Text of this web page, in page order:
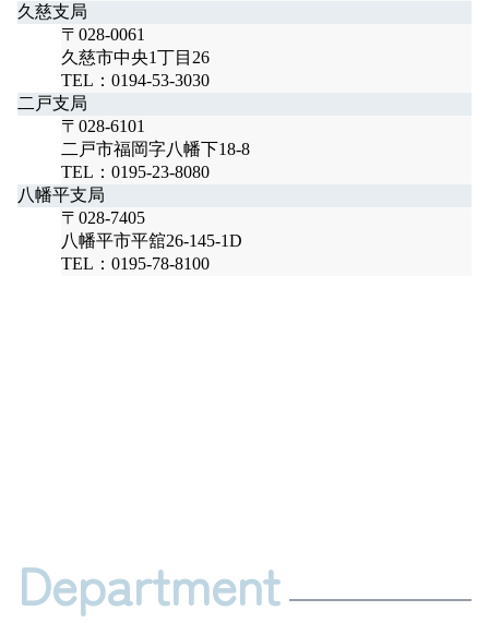
久慈支局
〒028-0061
久慈市中央1丁目26
TEL：0194-53-3030
二戸支局
〒028-6101
二戸市福岡字八幡下18-8
TEL：0195-23-8080
八幡平支局
〒028-7405
八幡平市平舘26-145-1D
TEL：0195-78-8100
Department